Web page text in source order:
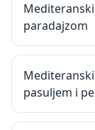
paradajzom
pasuljem i